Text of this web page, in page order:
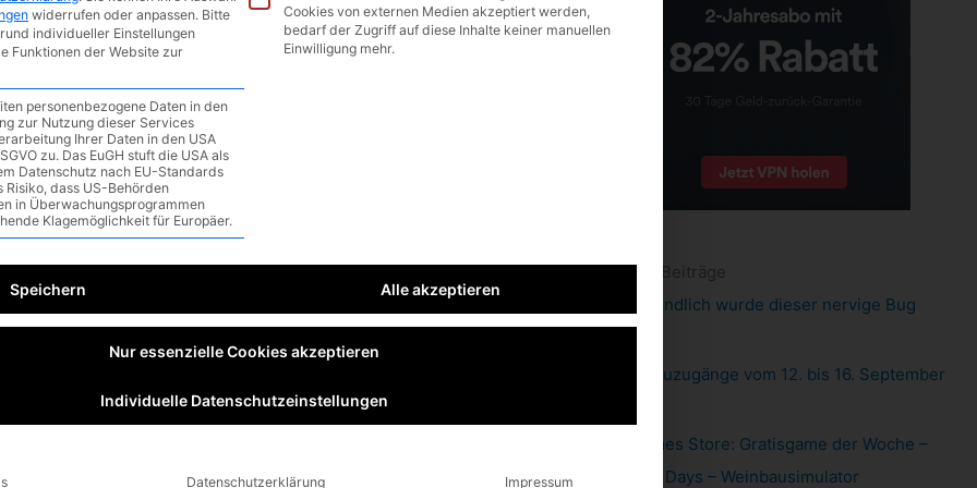
Multiverse of Madness
Pixel 6: endlich wurde dieser nervige Bug
Xbox: Neuzugänge vom 12. bis 16. September
Epic Games Store: Gratisgame der Woche –
Hundred Days – Weinbausimulator
widerrufen oder anpassen. Bitte
individueller Einstellungen
Funktionen der Website zur
personenbezogene Daten in den
zur Nutzung dieser Services
Ihrer Daten in den USA
zu. Das EuGH stuft die USA als
Datenschutz nach EU-Standards
Risiko, dass US-Behörden
in Überwachungsprogrammen
Klagemöglichkeit für Europäer.
Cookies von externen Medien akzeptiert werden,
bedarf der Zugriff auf diese Inhalte keiner manuellen
Einwilligung mehr.
Speichern Alle akzeptieren
Nur essenzielle Cookies akzeptieren
Individuelle Datenschutzeinstellungen
Datenschutzerklärung Impressum